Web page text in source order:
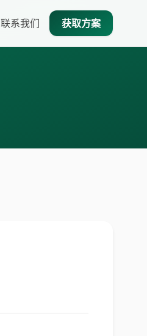
联系我们 获取方案